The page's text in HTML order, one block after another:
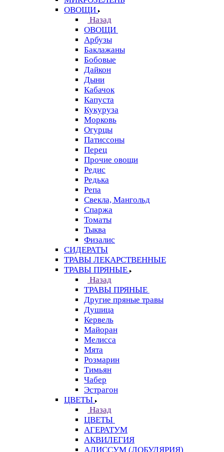
ОВОЩИ
Назад
ОВОЩИ
Арбузы
Баклажаны
Бобовые
Дайкон
Дыни
Кабачок
Капуста
Кукуруза
Морковь
Огурцы
Патиссоны
Перец
Прочие овощи
Редис
Редька
Репа
Свекла, Мангольд
Спаржа
Томаты
Тыква
Физалис
СИДЕРАТЫ
ТРАВЫ ЛЕКАРСТВЕННЫЕ
ТРАВЫ ПРЯНЫЕ
Назад
ТРАВЫ ПРЯНЫЕ
Другие пряные травы
Душица
Кервель
Майоран
Мелисса
Мята
Розмарин
Тимьян
Чабер
Эстрагон
ЦВЕТЫ
Назад
ЦВЕТЫ
АГЕРАТУМ
АКВИЛЕГИЯ
АЛИССУМ (ЛОБУЛЯРИЯ)